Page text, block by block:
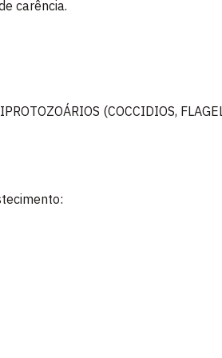
carência.
(COCCIDIOS,